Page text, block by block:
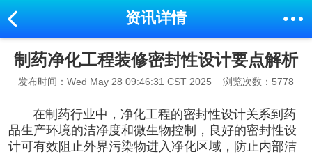
资讯详情
制药净化工程装修密封性设计要点解析
发布时间：Wed May 28 09:46:31 CST 2025 浏览次数：5778
在制药行业中，净化工程的密封性设计关系到药
品生产环境的洁净度和微生物控制，良好的密封性设
计可有效阻止外界污染物进入净化区域，防止内部洁